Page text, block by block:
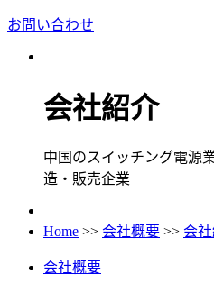
お問い合わせ
会社紹介
中国のスイッチング電源
造・販売企業
Home >> 会社概要 >> 会
会社概要